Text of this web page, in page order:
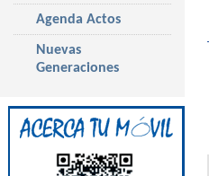
Agenda Actos
Nuevas
Generaciones